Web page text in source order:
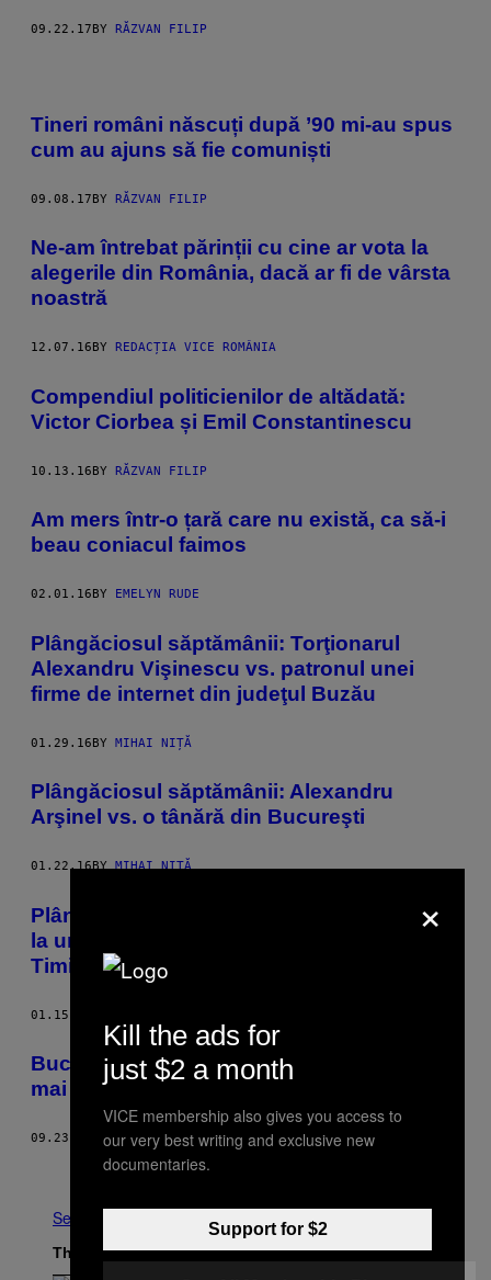
09.22.17BY RĂZVAN FILIP
Tineri români născuți după ’90 mi-au spus
cum au ajuns să fie comuniști
09.08.17BY RĂZVAN FILIP
Ne-am întrebat părinții cu cine ar vota la
alegerile din România, dacă ar fi de vârsta
noastră
12.07.16 BY REDACȚIA VICE ROMÂNIA
Compendiul politicienilor de altădată:
Victor Ciorbea și Emil Constantinescu
10.13.16BY RĂZVAN FILIP
Am mers într-o țară care nu există, ca să-i
beau coniacul faimos
02.01.16 BY EMELYN RUDE
Plângăciosul săptămânii: Torţionarul
Alexandru Vişinescu vs. patronul unei
firme de internet din judeţul Buzău
01.29.16BY MIHAI NIȚĂ
Plângăciosul săptămânii: Alexandru
Arşinel vs. o tânără din Bucureşti
01.22.16BYMIHAI NIȚĂ
Plângăciosul săptămânii: Un profesor de
la un liceu din Brăila vs. nişte săteni din
Timiş
01.15.16
Bucureștenii își iau țepe de la primari de
mai bine de 150 de ani
09.23.15 BY PETRU CERCEL
See All
The Latest
×
Kill the ads for
just $2 a month
VICE membership also gives you access to
our very best writing and exclusive new
documentaries.
Support for $2